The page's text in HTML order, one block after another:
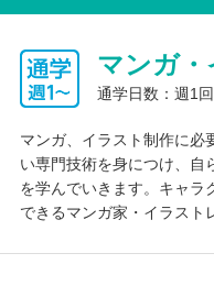
タブレット端末の貸与をし
動画講義、動画講座等も提
基礎学習
中学校範囲の学び直し
インにした授業を履修する
マンガ・
通学日数：週1
マンガ、イラスト制作に必
い専門技術を身につけ、自
を学んでいきます。キャラ
できるマンガ家・イラスト